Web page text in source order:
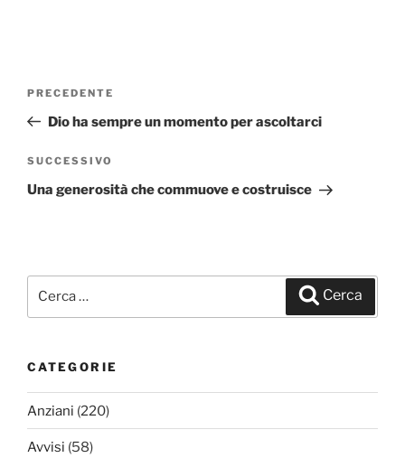
Navigazione
Articolo
precedente:
PRECEDENTE
Dio ha sempre un momento per ascoltarci
Articolo
successivo
SUCCESSIVO
Una generosità che commuove e costruisce
Cerca:
Cerca
CATEGORIE
Anziani (220)
Avvisi (58)